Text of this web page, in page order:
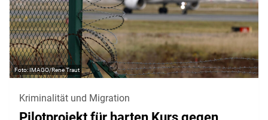
IMAGO/Rene Traut
Kriminalität und Migration